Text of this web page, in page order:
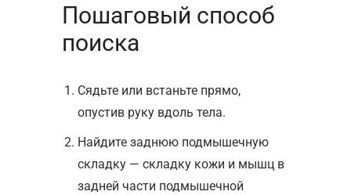
Пошаговый способ
поиска
Сядьте или встаньте прямо,
опустив руку вдоль тела.
Найдите заднюю подмышечную
складку — складку кожи и мышц в
задней части подмышечной